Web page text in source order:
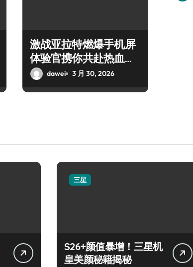
激战亚拉特燃爆手机屏
体验官携你共赴热血枪
战盛宴
dawei 3 月 30, 2026
三星
S26+颜值暴增！三星机
皇美颜秘籍揭秘